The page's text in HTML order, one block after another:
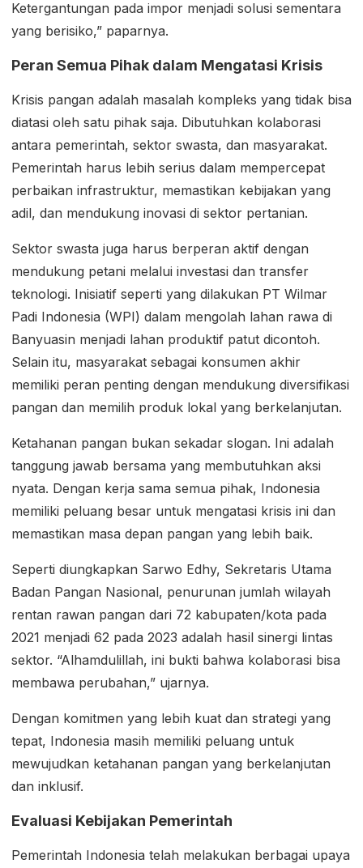
Ketergantungan pada impor menjadi solusi sementara
yang berisiko,” paparnya.
Peran Semua Pihak dalam Mengatasi Krisis
Krisis pangan adalah masalah kompleks yang tidak bisa
diatasi oleh satu pihak saja. Dibutuhkan kolaborasi
antara pemerintah, sektor swasta, dan masyarakat.
Pemerintah harus lebih serius dalam mempercepat
perbaikan infrastruktur, memastikan kebijakan yang
adil, dan mendukung inovasi di sektor pertanian.
Sektor swasta juga harus berperan aktif dengan
mendukung petani melalui investasi dan transfer
teknologi. Inisiatif seperti yang dilakukan PT Wilmar
Padi Indonesia (WPI) dalam mengolah lahan rawa di
Banyuasin menjadi lahan produktif patut dicontoh.
Selain itu, masyarakat sebagai konsumen akhir
memiliki peran penting dengan mendukung diversifikasi
pangan dan memilih produk lokal yang berkelanjutan.
Ketahanan pangan bukan sekadar slogan. Ini adalah
tanggung jawab bersama yang membutuhkan aksi
nyata. Dengan kerja sama semua pihak, Indonesia
memiliki peluang besar untuk mengatasi krisis ini dan
memastikan masa depan pangan yang lebih baik.
Seperti diungkapkan Sarwo Edhy, Sekretaris Utama
Badan Pangan Nasional, penurunan jumlah wilayah
rentan rawan pangan dari 72 kabupaten/kota pada
2021 menjadi 62 pada 2023 adalah hasil sinergi lintas
sektor. “Alhamdulillah, ini bukti bahwa kolaborasi bisa
membawa perubahan,” ujarnya.
Dengan komitmen yang lebih kuat dan strategi yang
tepat, Indonesia masih memiliki peluang untuk
mewujudkan ketahanan pangan yang berkelanjutan
dan inklusif.
Evaluasi Kebijakan Pemerintah
Pemerintah Indonesia telah melakukan berbagai upaya